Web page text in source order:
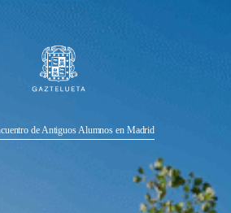
de Antiguos Alumnos en Madrid